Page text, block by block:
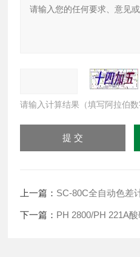
请输入计算结果（填写阿拉伯
上一篇： SC-80C全自动色差
下一篇： PH 2800/PH 221A